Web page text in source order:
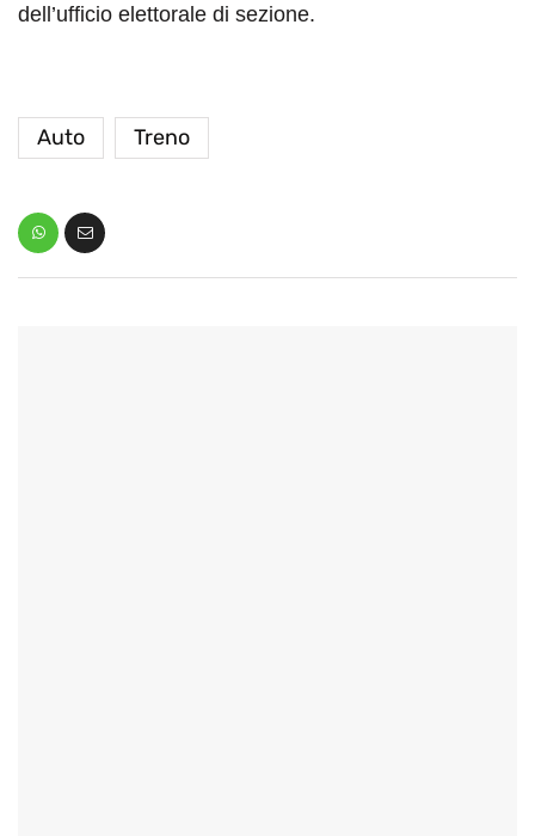
dell’ufficio elettorale di sezione.
Auto Treno